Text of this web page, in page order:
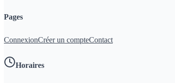
Pages
ConnexionCréer un compteContact
Horaires